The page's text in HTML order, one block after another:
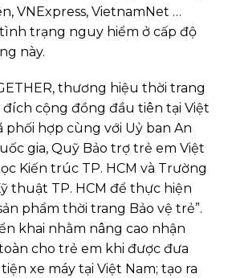
VNExpress, VietnamNet …
trạng nguy hiểm ở cấp độ
này.
thương hiệu thời trang
cộng đồng đầu tiên tại Việt
phối hợp cùng với Uỷ ban An
gia, Quỹ Bảo trợ trẻ em Việt
Kiến trúc TP. HCM và Trường
thuật TP. HCM để thực hiện
phẩm thời trang Bảo vệ trẻ”.
khai nhằm nâng cao nhận
cho trẻ em khi được đưa
xe máy tại Việt Nam; tạo ra